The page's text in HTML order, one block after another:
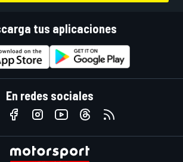
tus aplicaciones
En redes sociales